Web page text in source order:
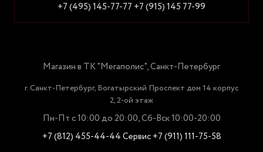
+7 (495) 145-77-77 +7 (915) 145 77-99
Магазин в ТК "Мегаполис", Санкт-Петербург
г. Санкт-Петербург, Богатырский Проспект дом 14 корпус
2, 2-ой этаж
Пн-Пт с 10:00 до 20:00, Сб-Вск 10:00-20:00
+7 (812) 455-44-44Сервис +7 (911) 111-75-58